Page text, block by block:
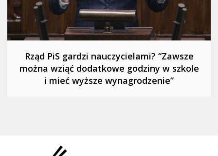
Rząd PiS gardzi nauczycielami? “Zawsze
można wziąć dodatkowe godziny w szkole
i mieć wyższe wynagrodzenie”